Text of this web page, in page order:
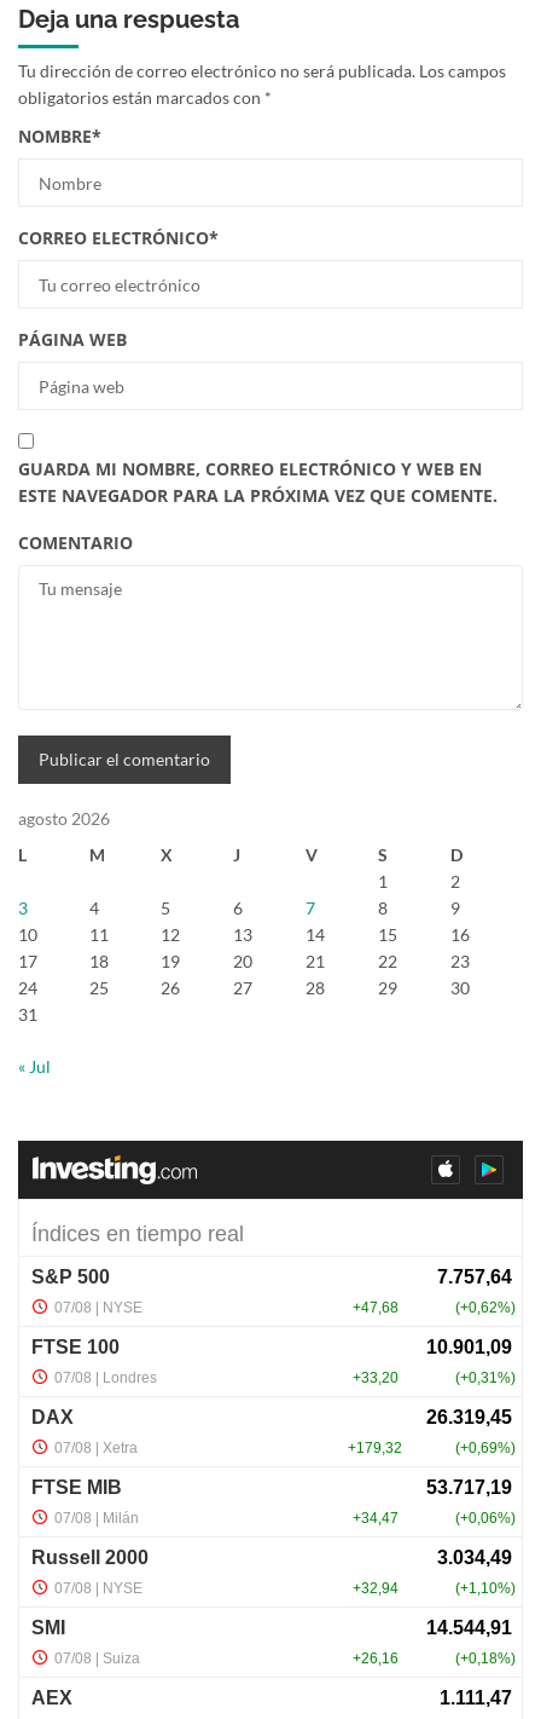
Deja una respuesta
Tu dirección de correo electrónico no será publicada. Los campos
obligatorios están marcados con *
NOMBRE*
CORREO ELECTRÓNICO*
PÁGINA WEB
GUARDA MI NOMBRE, CORREO ELECTRÓNICO Y WEB EN
ESTE NAVEGADOR PARA LA PRÓXIMA VEZ QUE COMENTE.
COMENTARIO
agosto 2026
L
M X J V S
D
1
2
3
4 5 6 7 8
9
10
11 12 13 14 15
16
17
18 19 20 21 22
23
24
25 26 27 28 29
30
31
« Jul